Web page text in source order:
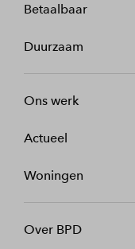
Betaalbaar
Duurzaam
Ons werk
Actueel
Woningen
Over BPD